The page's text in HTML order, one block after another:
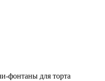
фонтаны для торта